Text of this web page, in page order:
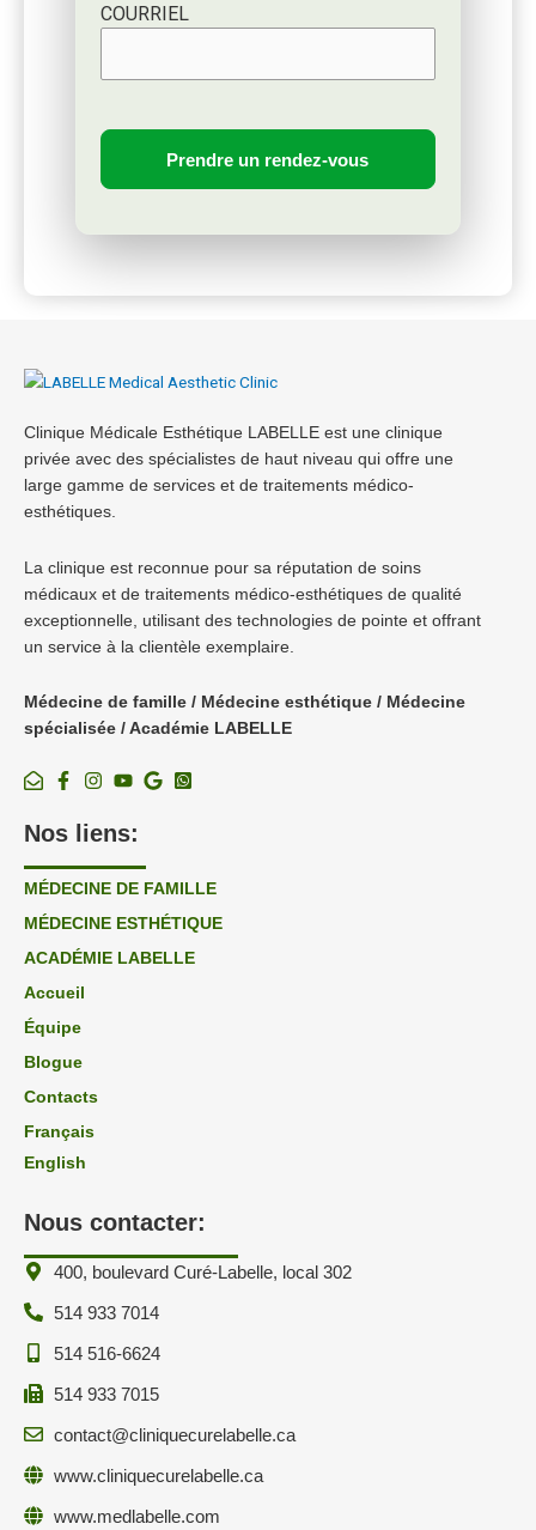
COURRIEL
Clinique Médicale Esthétique LABELLE est une clinique
privée avec des spécialistes de haut niveau qui offre une
large gamme de services et de traitements médico-
esthétiques.
La clinique est reconnue pour sa réputation de soins
médicaux et de traitements médico-esthétiques de qualité
exceptionnelle, utilisant des technologies de pointe et offrant
un service à la clientèle exemplaire.
Médecine de famille / Médecine esthétique / Médecine
spécialisée / Académie LABELLE
Nos liens:
MÉDECINE DE FAMILLE
MÉDECINE ESTHÉTIQUE
ACADÉMIE LABELLE
Accueil
Équipe
Blogue
Contacts
Français
English
Nous contacter:
400, boulevard Curé-Labelle, local 302
514 933 7014
514 516-6624
514 933 7015
contact@cliniquecurelabelle.ca
www.cliniquecurelabelle.ca
www.medlabelle.com